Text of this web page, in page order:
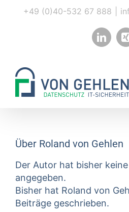
+49 (0)40-532 67 888
Über Roland von Gehlen
Der Autor hat bisher
angegeben.
Bisher hat Roland von
Beiträge geschrieben.